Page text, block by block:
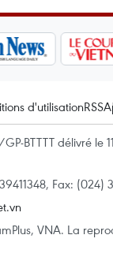
d'utilisationRSS
BTTTT délivré
Fax: (024)
VNA. La